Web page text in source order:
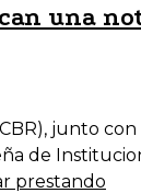
una
junto
de
prestando